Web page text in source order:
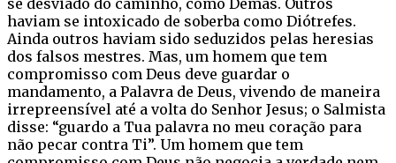
haviam se intoxicado de soberba como Diótrefes.
Ainda outros haviam sido seduzidos pelas heresias
dos falsos mestres. Mas, um homem que tem
compromisso com Deus deve guardar o
mandamento, a Palavra de Deus, vivendo de maneira
irrepreensível até a volta do Senhor Jesus; o Salmista
disse: “guardo a Tua palavra no meu coração para
não pecar contra Ti”. Um homem que tem